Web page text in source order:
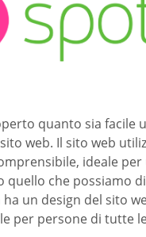
quanto sia facile
web. Il sito web
ideale
quello che possiamo
un design del sito
per persone di tutte